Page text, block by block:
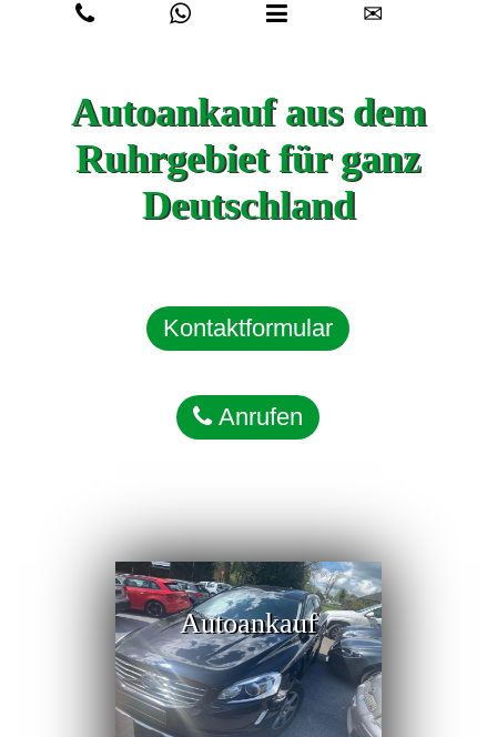
✉
Autoankauf aus dem
Ruhrgebiet für ganz
Deutschland
Kontaktformular
Anrufen
Autoankauf